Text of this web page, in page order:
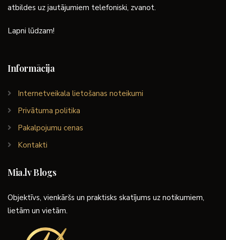
atbildes uz jautājumiem telefoniski, zvanot.
Lapni lūdzam!
Informācija
Internetveikala lietošanas noteikumi
Privātuma politika
Pakalpojumu cenas
Kontakti
Mia.lv Blogs
Objektīvs, vienkāršs un praktisks skatījums uz notikumiem,
lietām un vietām.